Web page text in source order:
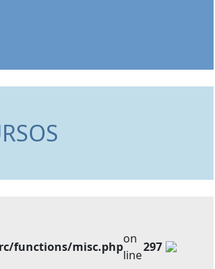
functions/misc.php
on
line
297